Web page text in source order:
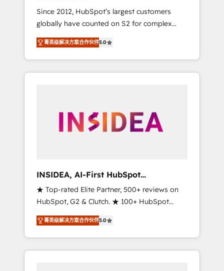
Since 2012, HubSpot’s largest customers
globally have counted on S2 for complex
migrations, change management, systems
integration, and creative solutions that
deliver measurable impact and transform
brand experiences As one of the few full-
globally regionalized HubSpot websites,
integrated marketing campaigns, & RevOps
adoption with change-management
programs, and align marketing, sales, and
service to drive sustainable growth With 6
key HubSpot accreditations and experience
across hundreds of organizations in dozens
of industries, there’s a good chance one of
our globally integrated teams has worked
菁英级解决方案合作伙伴5.0
INSIDEA, AI-First HubSpot
Onboarding & RevOps
★ Top-rated Elite Partner, 500+ reviews on
HubSpot, G2 & Clutch. ★ 100+ HubSpot
Certified Experts & Trainers across the team
★ 1,500+ implementations across five
continents ★ AI-First, RevOps-led,
Onboarding obsessed ★ Company of the
菁英级解决方案合作伙伴5.0